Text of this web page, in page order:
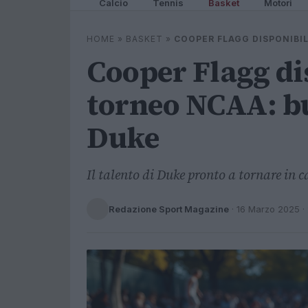
Calcio Tennis Basket Motori
HOME » BASKET » COOPER FLAGG
Cooper Flagg
torneo NCAA:
Duke
Il talento di Duke pronto a tornare in
Redazione Sport Magazine · 16 Marzo 2025